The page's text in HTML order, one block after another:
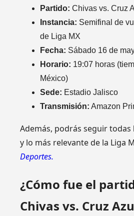
Partido: Chivas vs. Cruz
Instancia: Semifinal de
de Liga MX
Fecha: Sábado 16 de
Horario: 19:07 horas
México)
Sede: Estadio Jalisco
Transmisión: Amazon
Además, podrás seguir todas
y lo más relevante de la Liga
Deportes.
¿Cómo fue el
Chivas vs. Cruz